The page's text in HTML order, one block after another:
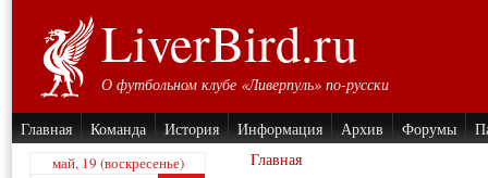
LiverBird.ru
О футбольном клубе «Ливерпуль» по-русски
Главная Команда История Информация Архив Форумы
май, 19 (воскресенье) Главная